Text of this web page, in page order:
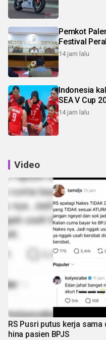
Pemkot
Festival
14 jam lalu
Indonesia
SEA V Cup
14 jam lalu
Video
RS Pusri putus kerja
hina pasien BPJS